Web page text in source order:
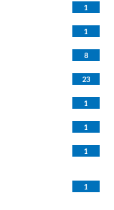
1
1
8
23
1
1
1
1